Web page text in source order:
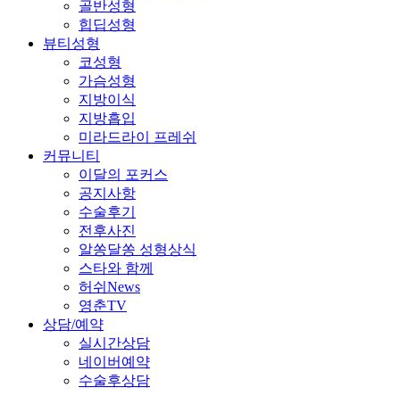
골반성형
힙딥성형
뷰티성형
코성형
가슴성형
지방이식
지방흡입
미라드라이 프레쉬
커뮤니티
이달의 포커스
공지사항
수술후기
전후사진
알쏭달쏭 성형상식
스타와 함께
허쉬News
영춘TV
상담/예약
실시간상담
네이버예약
수술후상담